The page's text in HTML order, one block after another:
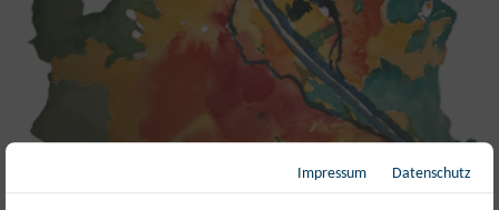
Impressum Datenschutz